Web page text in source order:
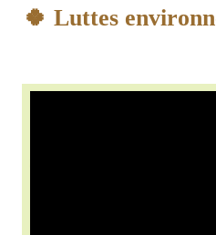
🍀 Luttes